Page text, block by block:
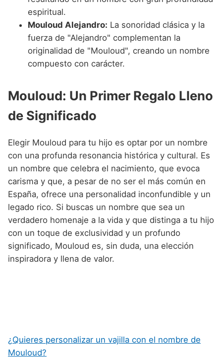
espiritual.
Mouloud Alejandro: La sonoridad clásica y la
fuerza de "Alejandro" complementan la
originalidad de "Mouloud", creando un nombre
compuesto con carácter.
Mouloud: Un Primer Regalo Lleno
de Significado
Elegir Mouloud para tu hijo es optar por un nombre
con una profunda resonancia histórica y cultural. Es
un nombre que celebra el nacimiento, que evoca
carisma y que, a pesar de no ser el más común en
España, ofrece una personalidad inconfundible y un
legado rico. Si buscas un nombre que sea un
verdadero homenaje a la vida y que distinga a tu hijo
con un toque de exclusividad y un profundo
significado, Mouloud es, sin duda, una elección
inspiradora y llena de valor.
¿Quieres personalizar un vajilla con el nombre de
Mouloud?